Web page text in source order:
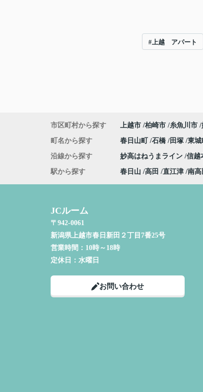
#上越 アパート
市区町村から探す 上越市 柏崎市 糸魚川市
町名から探す 春日山町 石橋 田塚 東城
沿線から探す 妙高はねうまライン 信越
駅から探す 春日山 高田 直江津 南高
JCルーム
〒942-0061
新潟県上越市春日新田２丁目7番25号
営業時間： 10時～18時
定休日： 水曜日
お問い合わせ